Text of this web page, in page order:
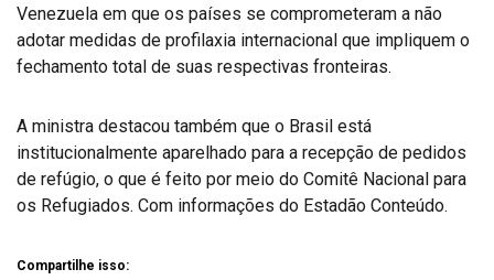
Venezuela em que os países se comprometeram a não
adotar medidas de profilaxia internacional que impliquem o
fechamento total de suas respectivas fronteiras.
A ministra destacou também que o Brasil está
institucionalmente aparelhado para a recepção de pedidos
de refúgio, o que é feito por meio do Comitê Nacional para
os Refugiados. Com informações do Estadão Conteúdo.
Compartilhe isso: